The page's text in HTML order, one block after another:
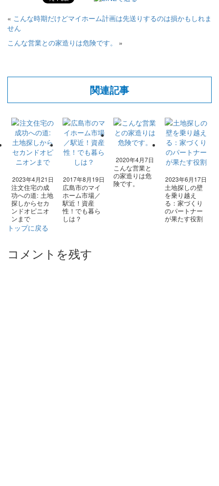
« こんな時期だけどマイホーム計画は先送りするのは損かもしれま
せん
こんな営業との家造りは危険です。
»
関連記事
2023年4月21日
注文住宅の成
功への道: 土地
探しからセカ
ンドオピニオ
ンまで
2017年8月19日
広島市のマイ
ホーム市場／
駅近！資産
性！でも暮ら
しは？
2020年4月7日
こんな営業と
の家造りは危
険です。
2023年6月17日
土地探しの壁
を乗り越え
る：家づくり
のパートナー
が果たす役割
トップに戻る
コメントを残す